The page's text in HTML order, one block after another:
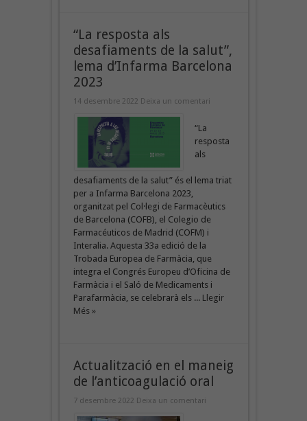
“La resposta als
desafiaments de la salut”,
lema d’Infarma Barcelona
2023
14 desembre 2022 Deixa un comentari
“La
resposta
als
desafiaments de la salut” és el lema triat
per a Infarma Barcelona 2023,
organitzat pel Col·legi de Farmacèutics
de Barcelona (COFB), el Colegio de
Farmacéuticos de Madrid (COFM) i
Interalia. Aquesta 33a edició de la
Trobada Europea de Farmàcia, que
integra el Congrés Europeu d’Oficina de
Farmàcia i el Saló de Medicaments i
Parafarmàcia, se celebrarà els ... Llegir
Més »
Actualització en el maneig
de l’anticoagulació oral
7 desembre 2022 Deixa un comentari